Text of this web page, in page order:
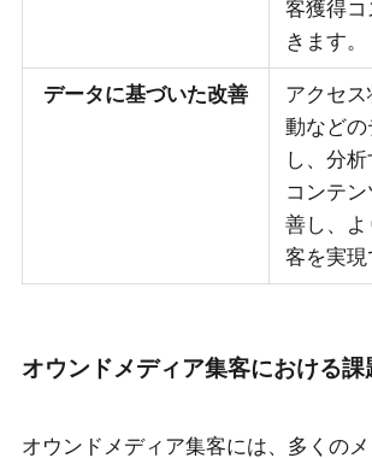
客獲得
きます。
データに基づいた改善
アクセ
動など
し、分析
コンテ
善し、
客を実現
オウンドメディア集客における課
オウンドメディア集客には、多くの